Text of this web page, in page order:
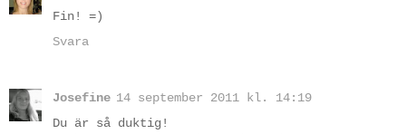
Fin! =)
Svara
Josefine 14 september 2011 kl. 14:19
Du är så duktig!